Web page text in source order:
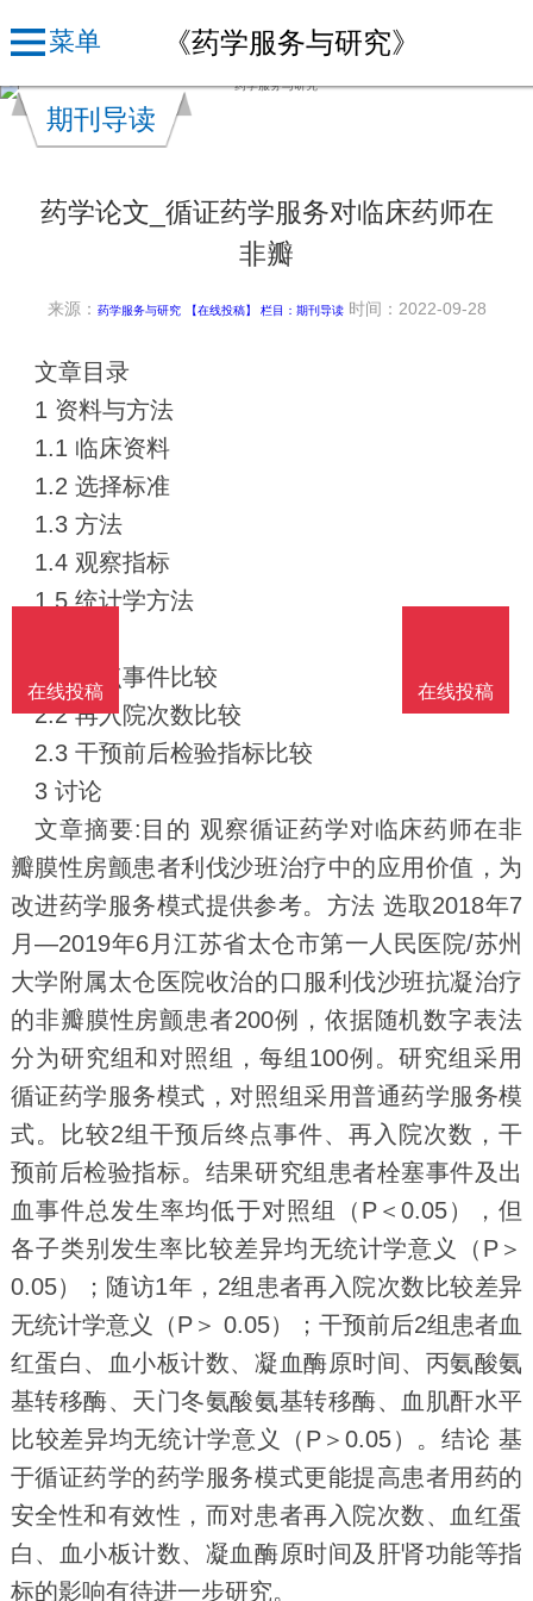
菜单 《药学服务与研究》
期刊导读
药学论文_循证药学服务对临床药师在
非瓣
来源： 药学服务与研究 【在线投稿】 栏目： 期刊导读时间：2022-09-28
文章目录
1 资料与方法
1.1 临床资料
1.2 选择标准
1.3 方法
1.4 观察指标
1.5 统计学方法
2.1 终点事件比较
2.2 再入院次数比较
2.3 干预前后检验指标比较
3 讨论
文章摘要:目的 观察循证药学对临床药师在非
瓣膜性房颤患者利伐沙班治疗中的应用价值，为
改进药学服务模式提供参考。方法 选取2018年7
月—2019年6月江苏省太仓市第一人民医院/苏州
大学附属太仓医院收治的口服利伐沙班抗凝治疗
的非瓣膜性房颤患者200例，依据随机数字表法
分为研究组和对照组，每组100例。研究组采用
循证药学服务模式，对照组采用普通药学服务模
式。比较2组干预后终点事件、再入院次数，干
预前后检验指标。结果研究组患者栓塞事件及出
血事件总发生率均低于对照组（P＜0.05），但
各子类别发生率比较差异均无统计学意义（P＞
0.05）；随访1年，2组患者再入院次数比较差异
无统计学意义（P＞ 0.05）；干预前后2组患者血
红蛋白、血小板计数、凝血酶原时间、丙氨酸氨
基转移酶、天门冬氨酸氨基转移酶、血肌酐水平
比较差异均无统计学意义（P＞0.05）。结论 基
于循证药学的药学服务模式更能提高患者用药的
安全性和有效性，而对患者再入院次数、血红蛋
白、血小板计数、凝血酶原时间及肝肾功能等指
标的影响有待进一步研究。
在线投稿
在线投稿